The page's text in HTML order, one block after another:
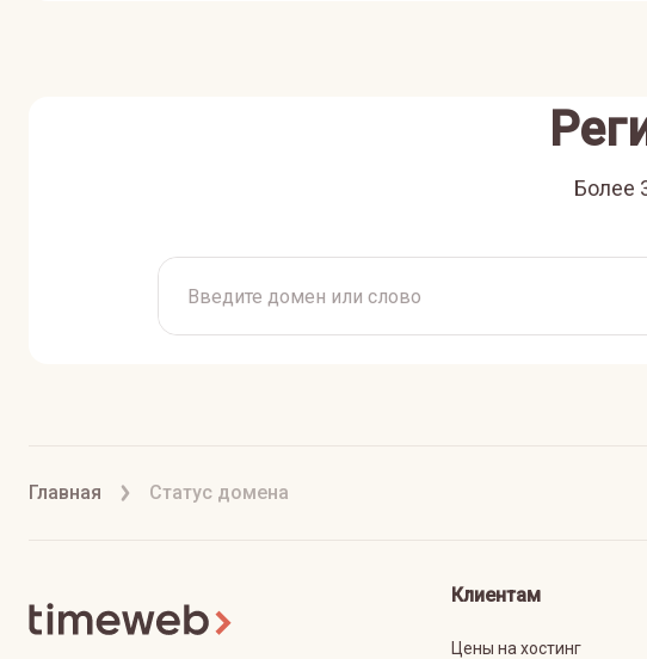
Более
Главная Статус домена
Клиентам
Цены на хостинг